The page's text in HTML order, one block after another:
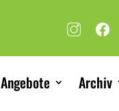
Angebote Archiv